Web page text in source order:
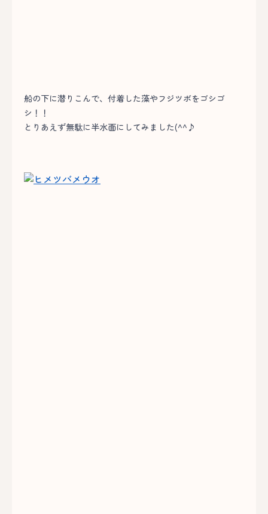
船の下に潜りこんで、付着した藻やフジツボをゴシゴ
シ！！
とりあえず無駄に半水面にしてみました(^^♪